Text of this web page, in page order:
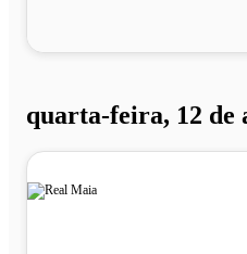
quarta-feira, 12 de